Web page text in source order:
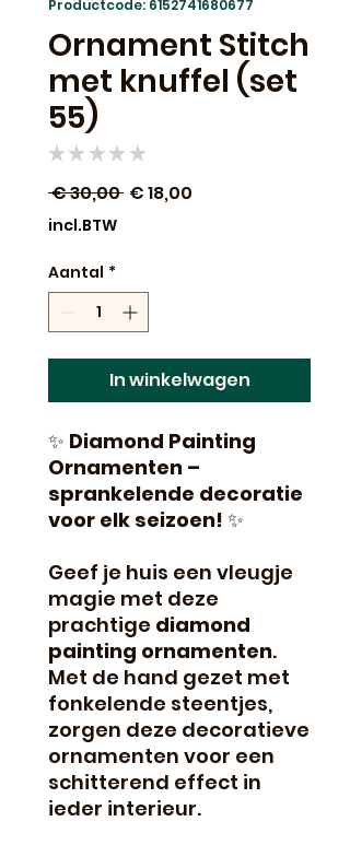
Productcode: 6152741680677
Ornament Stitch
met knuffel (set
55)
★ ★ ★ ★ ★
€ 30,00 Normale
€ 18,00
incl.BTW
Aantal *
In winkelwagen
✨ Diamond Painting
Ornamenten –
sprankelende decoratie
voor elk seizoen! ✨
Geef je huis een vleugje
magie met deze
prachtige diamond
painting ornamenten.
Met de hand gezet met
fonkelende steentjes,
zorgen deze decoratieve
ornamenten voor een
schitterend effect in
ieder interieur.